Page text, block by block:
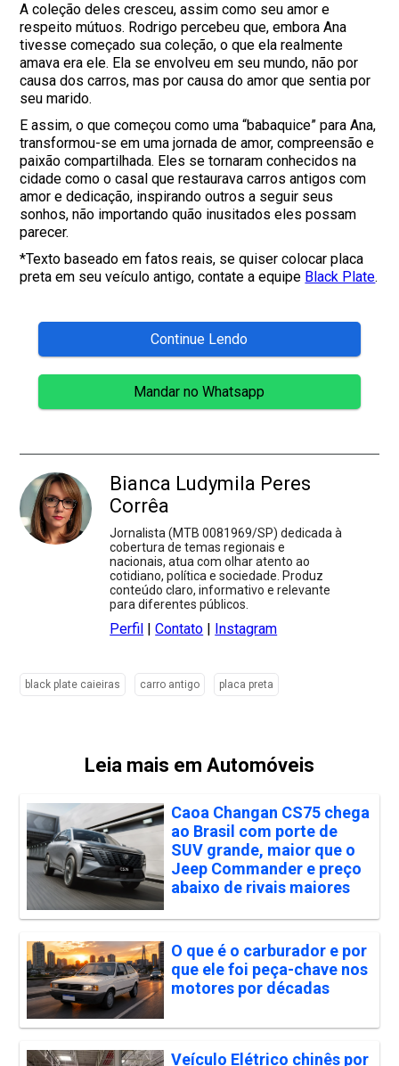
A coleção deles cresceu, assim como seu amor e
respeito mútuos. Rodrigo percebeu que, embora Ana
tivesse começado sua coleção, o que ela realmente
amava era ele. Ela se envolveu em seu mundo, não por
causa dos carros, mas por causa do amor que sentia por
seu marido.
E assim, o que começou como uma “babaquice” para Ana,
transformou-se em uma jornada de amor, compreensão e
paixão compartilhada. Eles se tornaram conhecidos na
cidade como o casal que restaurava carros antigos com
amor e dedicação, inspirando outros a seguir seus
sonhos, não importando quão inusitados eles possam
parecer.
*Texto baseado em fatos reais, se quiser colocar placa
preta em seu veículo antigo, contate a equipe Black Plate.
Continue Lendo
Mandar no Whatsapp
Bianca Ludymila Peres
Corrêa
Jornalista (MTB 0081969/SP) dedicada à
cobertura de temas regionais e
nacionais, atua com olhar atento ao
cotidiano, política e sociedade. Produz
conteúdo claro, informativo e relevante
para diferentes públicos.
Perfil |Contato Instagram
black plate caieiras carro antigo placa preta
Leia mais em Automóveis
Caoa Changan CS75 chega
ao Brasil com porte de
SUV grande, maior que o
Jeep Commander e preço
abaixo de rivais maiores
O que é o carburador e por
que ele foi peça-chave nos
motores por décadas
Veículo Elétrico chinês por